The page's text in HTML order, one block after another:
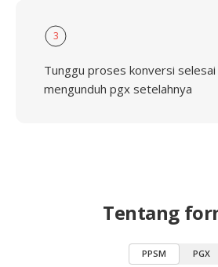
3
Tunggu proses konversi
mengunduh pgx setelahnya
Tentang
PPSM PGX